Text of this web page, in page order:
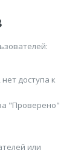
доступа к
"Проверено"
или